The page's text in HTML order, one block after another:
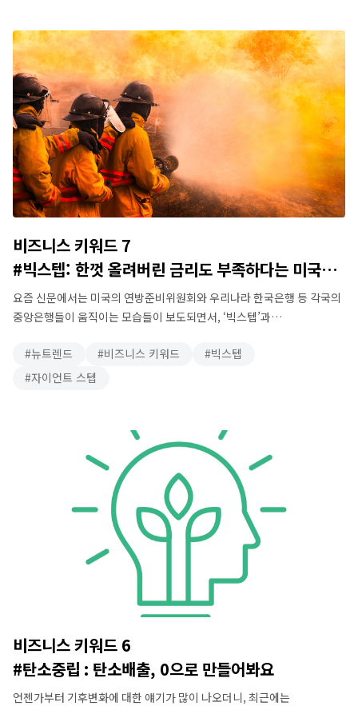
…
뉴트렌드 비즈니스 키워드
빅스텝
자이언트 스텝
비즈니스 키워드 7
#빅스텝: 한껏 올려버린 금리도 부족하다는 미국
정부
요즘 신문에서는 미국의 연방준비위원회와 우리나라 한국은행 등 각국의
중앙은행들이 움직이는 모습들이 보도되면서, ‘빅스텝’과
내리는 것과 관련된 것 같은데, 그 말의 어원은 물론, 하나하나의 조치들이
기업의 경영과 개인의 실생활에 미치는 영향에 대해서는 그다지 깊은
비즈니스 키워드 6
#탄소중립 : 탄소배출, 0으로 만들어봐요
언젠가부터 기후변화에 대한 얘기가 많이 나오더니, 최근에는